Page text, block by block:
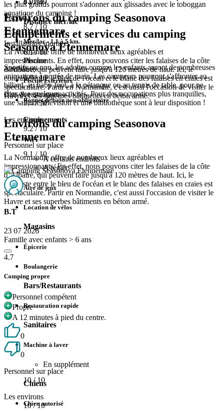
Environs du camping Seasonova
Etennemare
La Normandie offre de nombreux lieux agréables et
impressionnants. En effet, nous pouvons citer les falaises de la côte
d’Albâtre, qui peuvent faire jusqu'à 120 mètres de haut. Ici, le
contraste entre le bleu de l'océan et le blanc des falaises en craies est
spectaculaire. Partir en Normandie, c'est aussi l'occasion de visiter le
Havre et ses superbes bâtiments en béton armé.
les plus grands pourront s'adonner aux glissades avec le toboggan
aquatique du camping !
Equipements et services du camping
Seasonova Etennemare
Sportifs ou non, les adultes comme les enfants auront de nombreuses
animations à portée de main. Les campeurs pourront s'affronter au
billard, au baby-foot, à la pétanque ou au tennis de table, pour ne
citer que quelques activités. Pour des occupations plus tranquilles,
une salle de télévision et une bibliothèque sont à leur disposition !
Environs du camping Seasonova
Etennemare
La Normandie offre de nombreux lieux agréables et
impressionnants. En effet, nous pouvons citer les falaises de la côte
d’Albâtre, qui peuvent faire jusqu'à 120 mètres de haut. Ici, le
contraste entre le bleu de l'océan et le blanc des falaises en craies est
spectaculaire. Partir en Normandie, c'est aussi l'occasion de visiter le
Havre et ses superbes bâtiments en béton armé.
0 à 199
Distance mer/lac
Mer/lac - 1,1 à 5 km.
Piscine
Piscine extérieure
Bonnet de bain non-obligatoire
Equipements
WiFi
A certains endroits
A régler
Aire de jeux
Location de vélos
Magasins
Épicerie
Boulangerie
Bars/Restaurants
Restauration rapide
Sanitaires
Machine à laver
En supplément
Chiens
Chien autorisé
Piscine
8.7/ 10
Installations sportives
6.1/ 10
Animation
6.9/ 10
Bars & restaurants
7.4/ 10
Les environs
9.2/ 10
Personnel sur place
9.1 / 10
B.T
23 07 2026
Famille avec enfants > 6 ans
4.7
Comping propre
Personnel compétent
Propre
A 12 minutes à pied du centre.
0
0
Personnel sur place
10 / 10
Les environs
10/ 10